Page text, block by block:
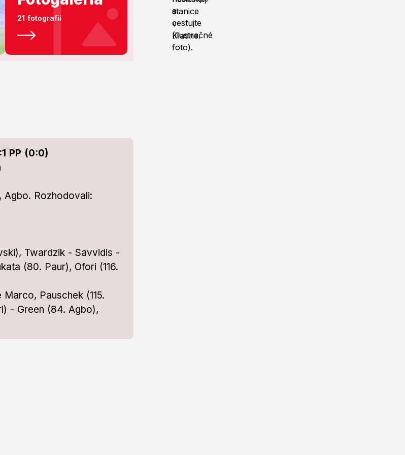
21 fotografií
PP (0:0)
Agbo. Rozhodovali:
Twardzik - Savvidis -
(80. Paur), Ofori (116.
Pauschek (115.
- Green (84. Agbo),